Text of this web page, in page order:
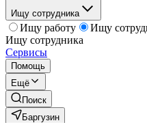
Ищу сотрудника
Ищу работу
Ищу
Ищу сотрудника
Сервисы
Помощь
Ещё
Поиск
Баргузин